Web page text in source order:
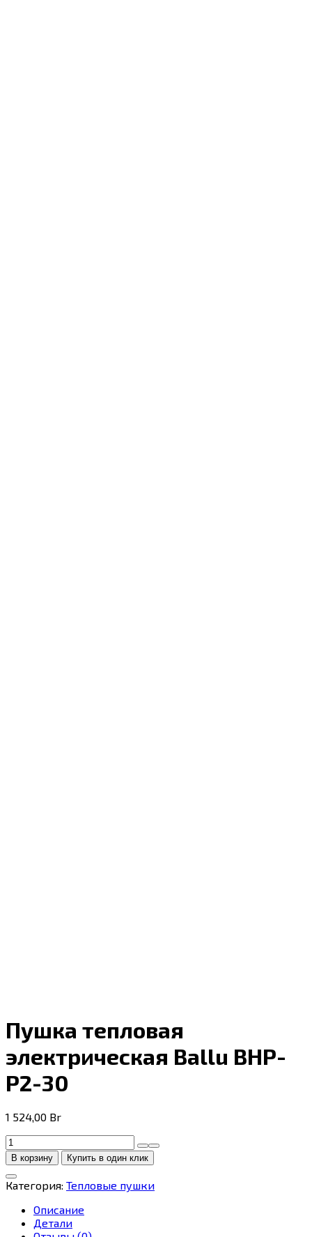
Пушка тепловая
электрическая Ballu BHP-
P2-30
1 524,00 Br
Количество
товара
Пушка
тепловая
электрическая
Ballu
BHP-
P2-
В корзину Купить в один клик
Категория: Тепловые пушки
Описание
Детали